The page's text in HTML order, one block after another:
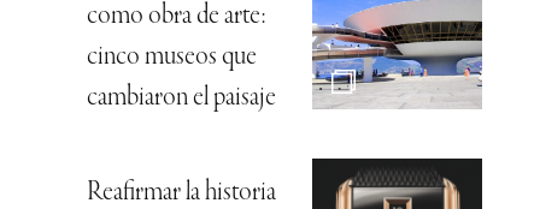
como obra de arte:
cinco museos que
cambiaron el paisaje
Reafirmar la historia